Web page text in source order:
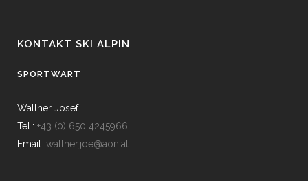
KONTAKT SKI ALPIN
SPORTWART
Wallner Josef
Tel.: +43 (0) 650 4245966
Email: wallner.joe@aon.at